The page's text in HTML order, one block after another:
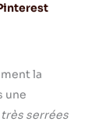
la
une
serrées